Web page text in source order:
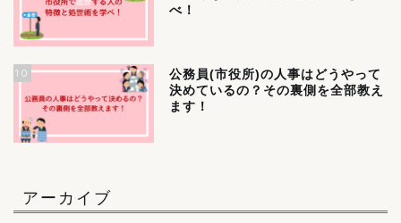
べ！
10
公務員(市役所)の人事はどうやって
決めているの？その裏側を全部教え
ます！
アーカイブ